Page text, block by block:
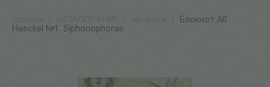
Блокнот А6
Haeckel №1. Siphonophorae